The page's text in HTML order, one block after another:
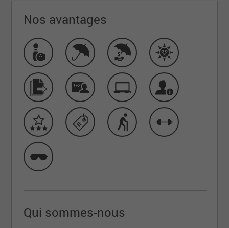
Nos avantages
Qui sommes-nous